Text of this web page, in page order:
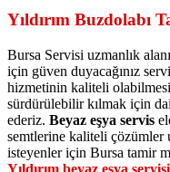
Yıldırım Buzdolabı
Bursa Servisi uzmanlık
için güven duyacağınız
hizmetinin kaliteli
sürdürülebilir kılmak için
ederiz. Beyaz eşya servis
semtlerine kaliteli çözümler
isteyenler için Bursa tamir
Yıldırım beyaz eşya servisi